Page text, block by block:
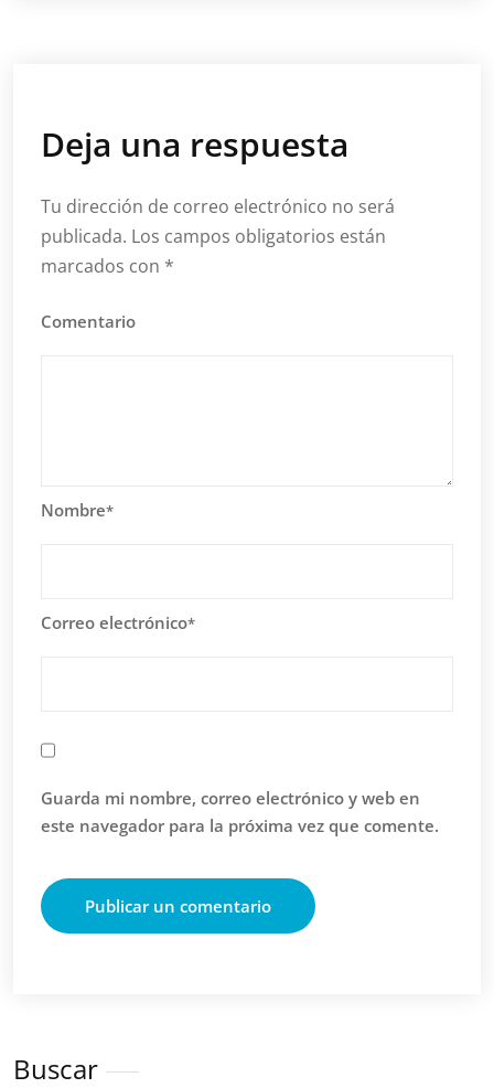
Deja una respuesta
Tu dirección de correo electrónico no será
publicada. Los campos obligatorios están
marcados con *
Comentario
Nombre*
Correo electrónico*
Guarda mi nombre, correo electrónico y web en
este navegador para la próxima vez que comente.
Buscar